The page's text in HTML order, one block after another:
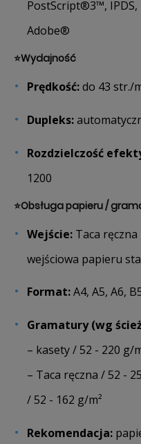
PostScript®3™, IPDS,
Adobe®
⭐Wydajność
Prędkość:do 43 str./
Dupleks:
Rozdzielczość
1200
⭐Obsługa papieru /
Wejście: Taca
wejściowa papieru
Format:A4, A5, A6,
Gramatury (wg
– kasety / 52 - 220 g/
– Taca ręczna / 52 -
/ 52 - 162 g/m²
Rekomendacja: